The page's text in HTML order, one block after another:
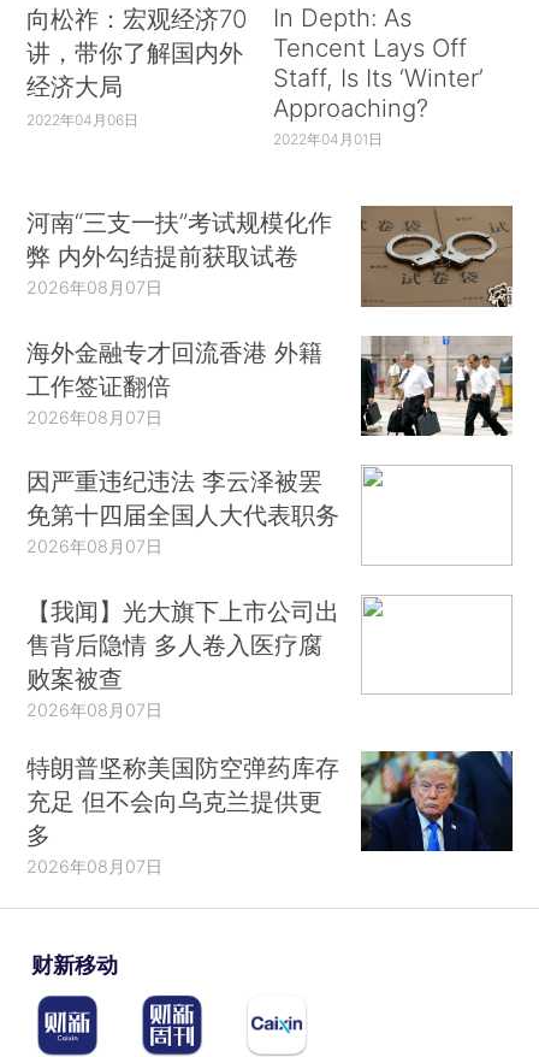
向松祚：宏观经济70
讲，带你了解国内外
经济大局
2022年04月06日
In Depth: As
Tencent Lays Off
Staff, Is Its ‘Winter’
Approaching?
2022年04月01日
河南“三支一扶”考试规模化作
弊 内外勾结提前获取试卷
2026年08月07日
海外金融专才回流香港 外籍
工作签证翻倍
2026年08月07日
因严重违纪违法 李云泽被罢
免第十四届全国人大代表职务
2026年08月07日
【我闻】光大旗下上市公司出
售背后隐情 多人卷入医疗腐
败案被查
2026年08月07日
特朗普坚称美国防空弹药库存
充足 但不会向乌克兰提供更
多
2026年08月07日
财新移动